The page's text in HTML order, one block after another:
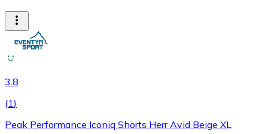
3.8
(1)
Peak Performance Iconiq Shorts Herr Avid Beige XL